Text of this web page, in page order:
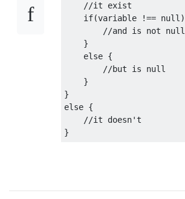
//it exist
if(variable !== null)
//and is not null
}
else {
//but is null
}
}
else {
//it doesn't
}